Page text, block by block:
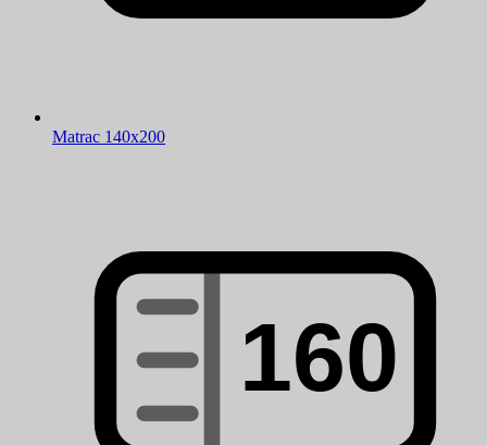
Matrac 140x200